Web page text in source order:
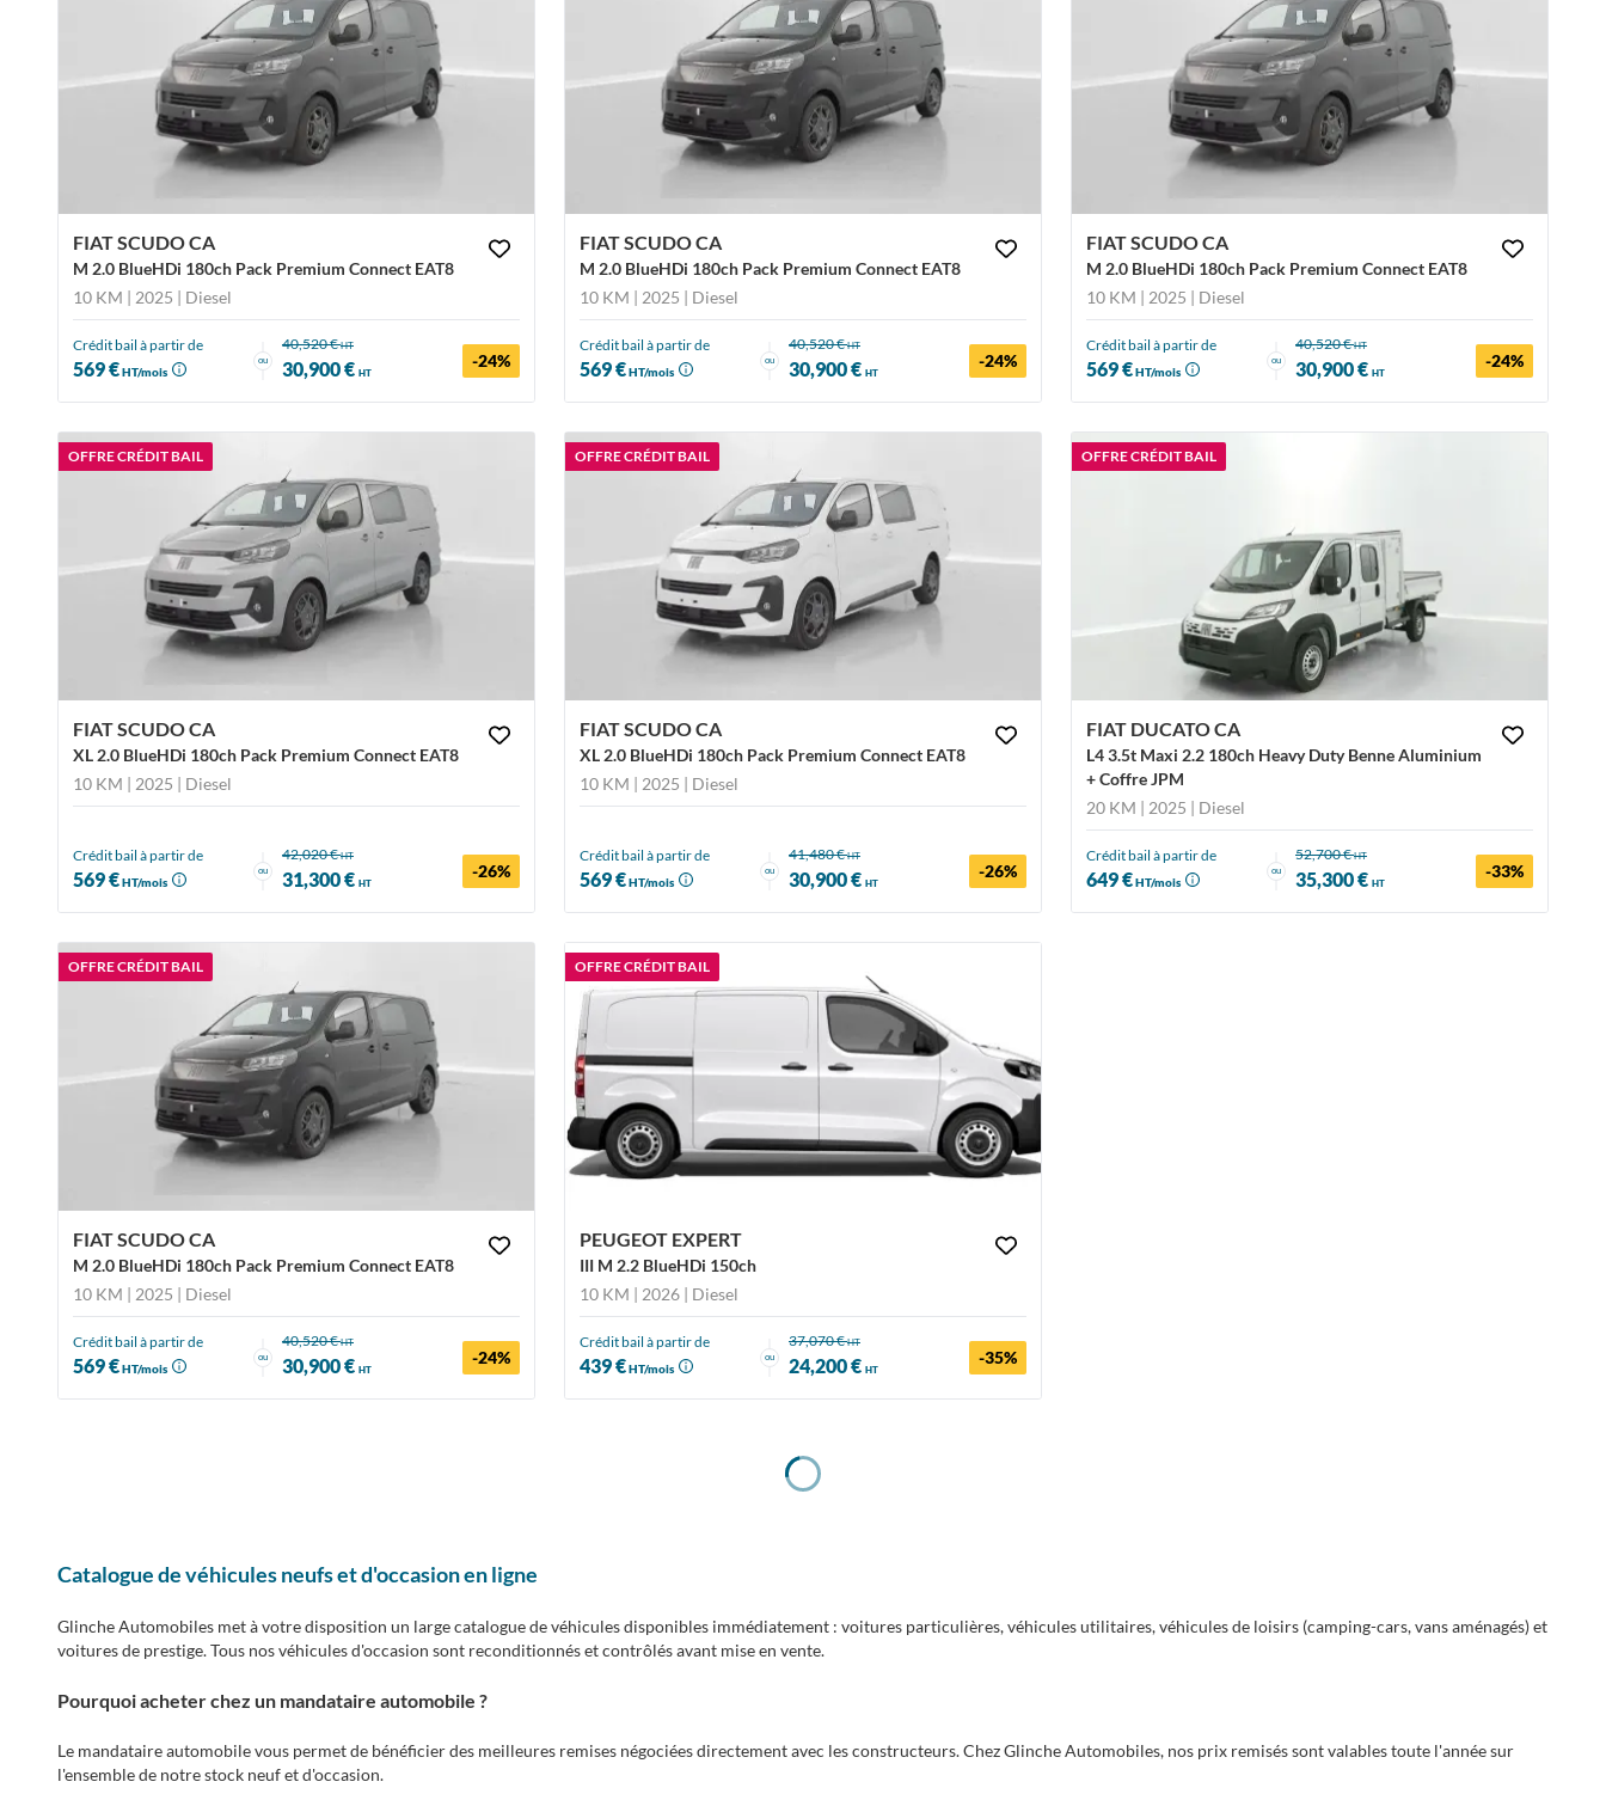
FIAT SCUDO CA
M 2.0 BlueHDi 180ch Pack Premium Connect EAT8
10 KM | 2025 | Diesel
Crédit bail à partir de
569 €HT/mois
ou
40,520 €HT
30,900 € HT
-24%
FIAT SCUDO CA
M 2.0 BlueHDi 180ch Pack Premium Connect EAT8
10 KM | 2025 | Diesel
Crédit bail à partir de
569 €HT/mois
ou
40,520 €HT
30,900 € HT
-24%
FIAT SCUDO CA
M 2.0 BlueHDi 180ch Pack Premium Connect EAT8
10 KM | 2025 | Diesel
Crédit bail à partir de
569 €HT/mois
ou
40,520 €HT
30,900 € HT
-24%
OFFRE CRÉDIT BAIL
FIAT SCUDO CA
XL 2.0 BlueHDi 180ch Pack Premium Connect EAT8
10 KM | 2025 | Diesel
Crédit bail à partir de
569 €HT/mois
ou
42,020 €HT
31,300 € HT
-26%
OFFRE CRÉDIT BAIL
FIAT SCUDO CA
XL 2.0 BlueHDi 180ch Pack Premium Connect EAT8
10 KM | 2025 | Diesel
Crédit bail à partir de
569 €HT/mois
ou
41,480 €HT
30,900 € HT
-26%
OFFRE CRÉDIT BAIL
FIAT DUCATO CA
L4 3.5t Maxi 2.2 180ch Heavy Duty Benne Aluminium
+ Coffre JPM
20 KM | 2025 | Diesel
Crédit bail à partir de
649 €HT/mois
ou
52,700 €HT
35,300 € HT
-33%
OFFRE CRÉDIT BAIL
FIAT SCUDO CA
M 2.0 BlueHDi 180ch Pack Premium Connect EAT8
10 KM | 2025 | Diesel
Crédit bail à partir de
569 €HT/mois
ou
40,520 €HT
30,900 € HT
-24%
OFFRE CRÉDIT BAIL
PEUGEOT EXPERT
III M 2.2 BlueHDi 150ch
10 KM | 2026 | Diesel
Crédit bail à partir de
439 €HT/mois
ou
37,070 €HT
24,200 € HT
-35%
Catalogue de véhicules neufs et d'occasion en ligne
Glinche Automobiles met à votre disposition un large catalogue de véhicules disponibles immédiatement : voitures particulières, véhicules utilitaires, véhicules de loisirs (camping-cars, vans aménagés) et
voitures de prestige. Tous nos véhicules d'occasion sont reconditionnés et contrôlés avant mise en vente.
Pourquoi acheter chez un mandataire automobile ?
Le mandataire automobile vous permet de bénéficier des meilleures remises négociées directement avec les constructeurs. Chez Glinche Automobiles, nos prix remisés sont valables toute l'année sur
l'ensemble de notre stock neuf et d'occasion.